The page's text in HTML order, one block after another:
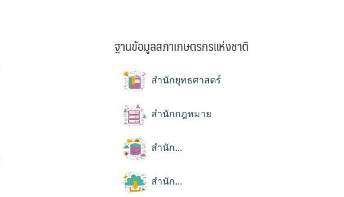
ฐานข้อมูลสภาเกษตรกรแห่งชาติ
สำนักยุทธศาสตร์
สำนักกฎหมาย
สำนัก...
สำนัก...